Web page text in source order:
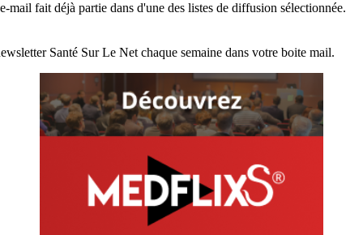
mail fait déjà partie dans d'une des listes de diffusion sélectionnée.
Santé Sur Le Net chaque semaine dans votre boite mail.